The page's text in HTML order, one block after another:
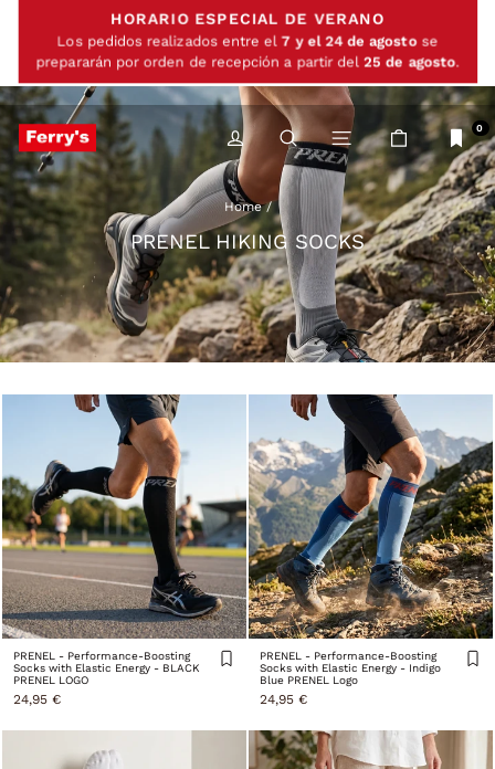
LOG INSEARCHSITE CART 0
HORARIO ESPECIAL DE VERANO
Los pedidos realizados entre el7 y el 24 de agosto se
prepararán por orden de recepción a partir del25 de agosto.
Home /
PRENEL HIKING SOCKS
PRENEL - Performance-Boosting
Socks with Elastic Energy - BLACK
PRENEL LOGO
24,95 €
PRENEL - Performance-Boosting
Socks with Elastic Energy - Indigo
Blue PRENEL Logo
24,95 €